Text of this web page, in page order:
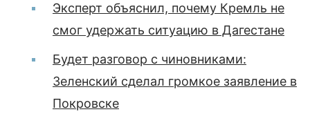
Эксперт объяснил, почему Кремль не
смог удержать ситуацию в Дагестане
Будет разговор с чиновниками:
Зеленский сделал громкое заявление в
Покровске